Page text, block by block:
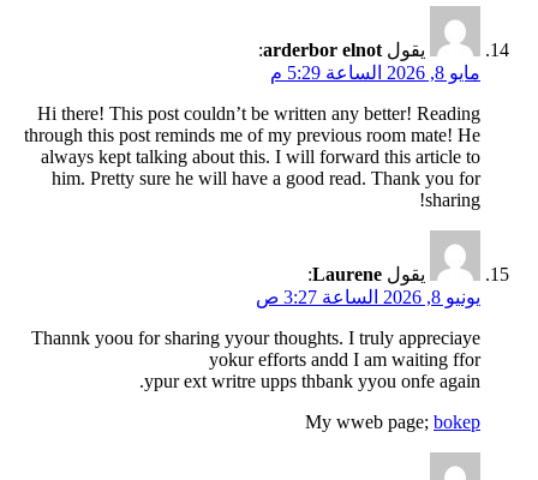
يقول arderbor elnot
:
مايو 8, 2026 الساعة 5:29 م
Hi there! This post couldn’t be written any better! Reading
through this post reminds me of my previous room mate! He
always kept talking about this. I will forward this article to
him. Pretty sure he will have a good read. Thank you for
sharing!
يقول Laurene
:
يونيو 8, 2026 الساعة 3:27 ص
Thannk yoou for sharing yyour thoughts. I truly appreciaye
yokur efforts andd I am waiting ffor
ypur ext writre upps thbank yyou onfe again.
My wweb page; bokep